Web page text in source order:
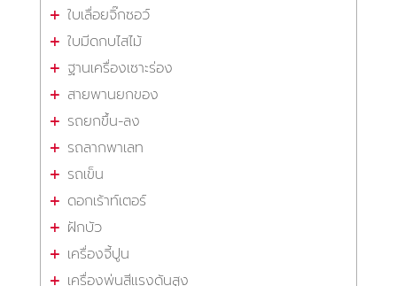
ใบเลื่อยจิ๊กซอว์
ใบมีดกบไสไม้
ฐานเครื่องเซาะร่อง
สายพานยกของ
รถยกขึ้น-ลง
รถลากพาเลท
รถเข็น
ดอกเร้าท์เตอร์
ฝักบัว
เครื่องจี้ปูน
เครื่องพ่นสีแรงดันสูง